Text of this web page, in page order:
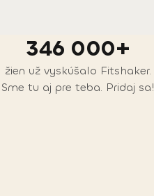
346 000+
žien už vyskúšalo Fitshaker.
Sme tu aj pre teba. Pridaj sa!